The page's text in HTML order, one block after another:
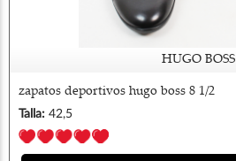
HUGO BOSS
zapatos deportivos hugo boss 8 1/2
Talla: 42,5